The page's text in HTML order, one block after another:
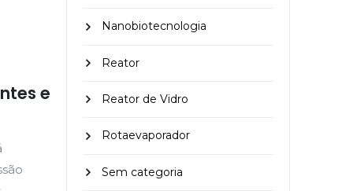
e
Nanobiotecnologia
Reator
Reator de Vidro
Rotaevaporador
Sem categoria